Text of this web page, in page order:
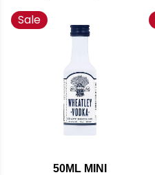
Sale
50ML MINI